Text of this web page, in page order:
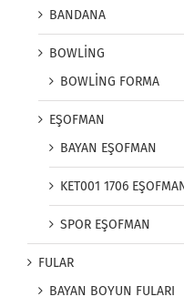
BANDANA
BOWLİNG
BOWLİNG FORMA
EŞOFMAN
BAYAN EŞOFMAN
KET001 1706
SPOR EŞOFMAN
FULAR
BAYAN BOYUN FULARI